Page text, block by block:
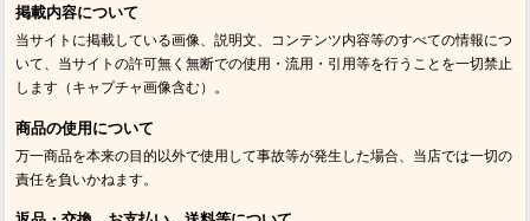
掲載内容について
当サイトに掲載している画像、説明文、コンテンツ内容等のすべての情報につ
いて、当サイトの許可無く無断での使用・流用・引用等を行うことを一切禁止
します（キャプチャ画像含む）。
商品の使用について
万一商品を本来の目的以外で使用して事故等が発生した場合、当店では一切の
責任を負いかねます。